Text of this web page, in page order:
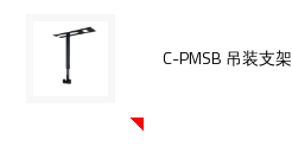
C-PMSB 吊装支架